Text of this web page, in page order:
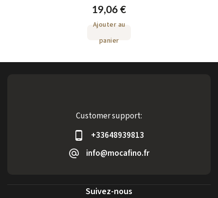
19,06 €
Ajouter au
panier
Customer support:
+33648939813
info@mocafino.fr
Suivez-nous